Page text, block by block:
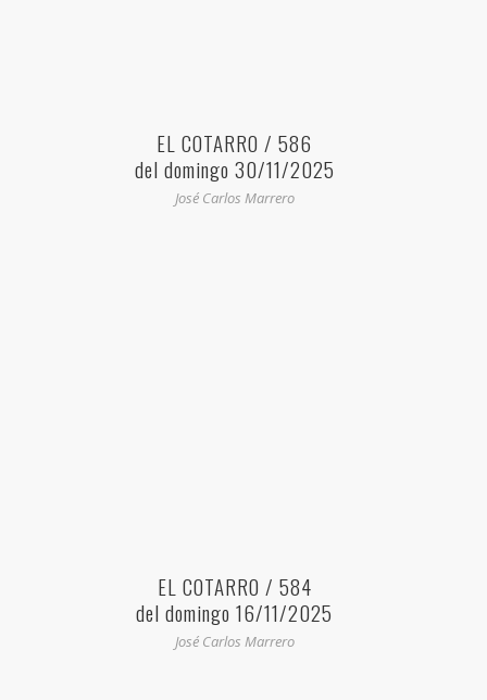
EL COTARRO / 586
del domingo 30/11/2025
José Carlos Marrero
EL COTARRO / 584
del domingo 16/11/2025
José Carlos Marrero